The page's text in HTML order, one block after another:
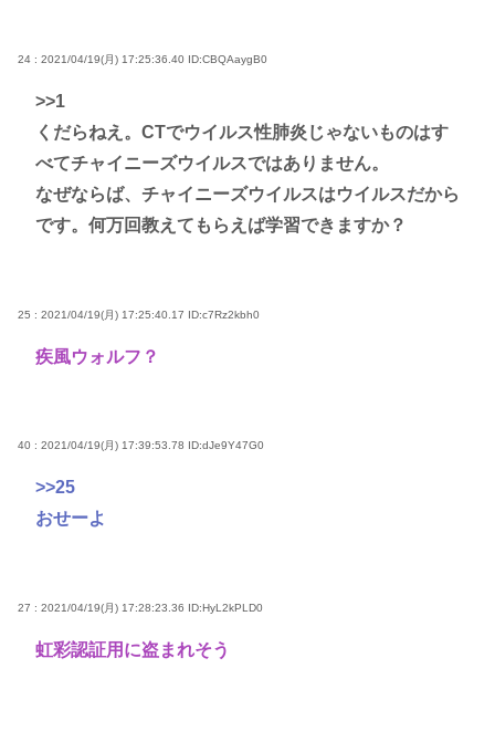
24 : 2021/04/19(月) 17:25:36.40 ID:CBQAaygB0
>>1
くだらねえ。CTでウイルス性肺炎じゃないものはす
べてチャイニーズウイルスではありません。
なぜならば、チャイニーズウイルスはウイルスだから
です。何万回教えてもらえば学習できますか？
25 : 2021/04/19(月) 17:25:40.17 ID:c7Rz2kbh0
疾風ウォルフ？
40 : 2021/04/19(月) 17:39:53.78 ID:dJe9Y47G0
>>25
おせーよ
27 : 2021/04/19(月) 17:28:23.36 ID:HyL2kPLD0
虹彩認証用に盗まれそう